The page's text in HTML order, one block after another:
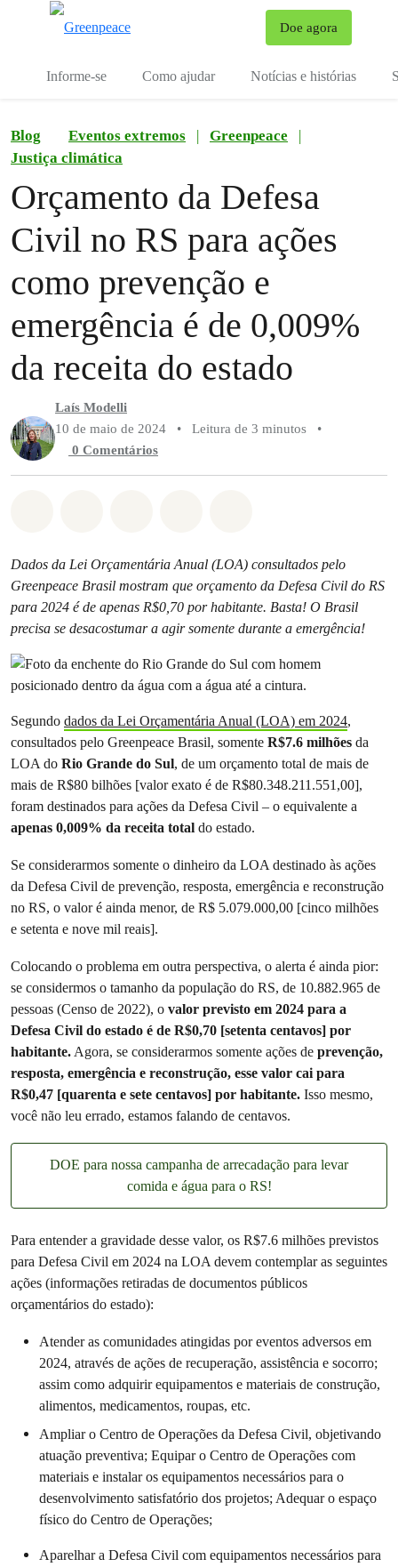
Doe agora
Informe-se Como ajudar Notícias e histórias
Blog Eventos extremos | Greenpeace
|
Justiça climática
Orçamento da Defesa
Civil no RS para ações
como prevenção e
emergência é de 0,009%
da receita do estado
Laís Modelli
10 de maio de 2024
• Leitura de 3 minutos
•
0 Comentários
Dados da Lei Orçamentária Anual (LOA) consultados pelo
Greenpeace Brasil mostram que orçamento da Defesa Civil do RS
para 2024 é de apenas R$0,70 por habitante. Basta! O Brasil
precisa se desacostumar a agir somente durante a emergência!
Segundo dados da Lei Orçamentária Anual (LOA) em 2024,
consultados pelo Greenpeace Brasil, somente R$7.6 milhões da
LOA do Rio Grande do Sul, de um orçamento total de mais de
mais de R$80 bilhões [valor exato é de R$80.348.211.551,00],
foram destinados para ações da Defesa Civil – o equivalente a
apenas 0,009% da receita total do estado.
Se considerarmos somente o dinheiro da LOA destinado às ações
da Defesa Civil de prevenção, resposta, emergência e reconstrução
no RS, o valor é ainda menor, de R$ 5.079.000,00 [cinco milhões
e setenta e nove mil reais].
Colocando o problema em outra perspectiva, o alerta é ainda pior:
se considermos o tamanho da população do RS, de 10.882.965 de
pessoas (Censo de 2022), o valor previsto em 2024 para a
Defesa Civil do estado é de R$0,70 [setenta centavos] por
habitante.Agora, se considerarmos somente ações de prevenção,
resposta, emergência e reconstrução, esse valor cai para
R$0,47 [quarenta e sete centavos] por habitante. Isso mesmo,
você não leu errado, estamos falando de centavos.
DOE para nossa campanha de arrecadação para levar
comida e água para o RS!
Para entender a gravidade desse valor, os R$7.6 milhões previstos
para Defesa Civil em 2024 na LOA devem contemplar as seguintes
ações (informações retiradas de documentos públicos
orçamentários do estado):
Atender as comunidades atingidas por eventos adversos em
2024, através de ações de recuperação, assistência e socorro;
assim como adquirir equipamentos e materiais de construção,
alimentos, medicamentos, roupas, etc.
Ampliar o Centro de Operações da Defesa Civil, objetivando
atuação preventiva; Equipar o Centro de Operações com
materiais e instalar os equipamentos necessários para o
desenvolvimento satisfatório dos projetos; Adequar o espaço
físico do Centro de Operações;
Aparelhar a Defesa Civil com equipamentos necessários para